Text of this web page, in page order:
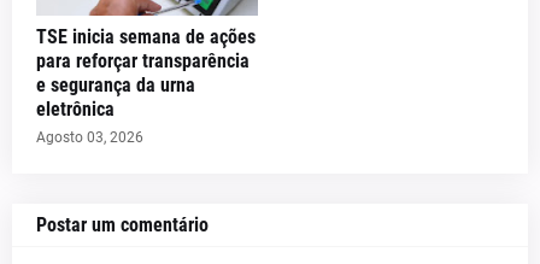
TSE inicia semana de ações
para reforçar transparência
e segurança da urna
eletrônica
Agosto 03, 2026
Postar um comentário